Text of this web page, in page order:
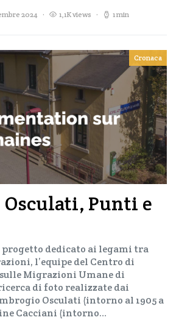
2024 1,1K views 1 min
Cronaca
Punti e
progetto dedicato ai legami tra
l’equipe del Centro di
Migrazioni Umane di
di foto realizzate dai
Osculati (intorno al 1905 a
Cacciani (intorno…